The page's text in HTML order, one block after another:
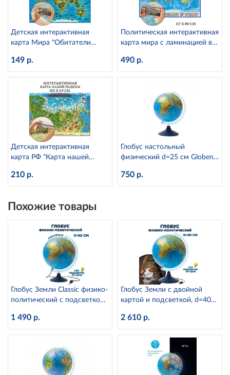
Детская интерактивная
карта Мира "Обитатели
КН008
149 р.
Политическая интерактивная
карта мира с ламинацией в
490 р.
Детская интерактивная
карта РФ "Карта нашей
Globen КН013
210 р.
Глобус настольный
физический d=25 см Globen
750 р.
Похожие товары
Глобус Земли Classic физико-
политический с подсветкой
Ке013200233 Globen
1 490 р.
Глобус Земли с двойной
картой и подсветкой, d=40
2 610 р.